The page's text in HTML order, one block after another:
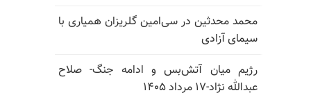
محمد محدثین در سی‌امین گلریزان همیاری با
سیمای آزادی
رژیم میان آتش‌بس و ادامه جنگ- صلاح
عبدالله نژاد-۱۷ مرداد ۱۴۰۵